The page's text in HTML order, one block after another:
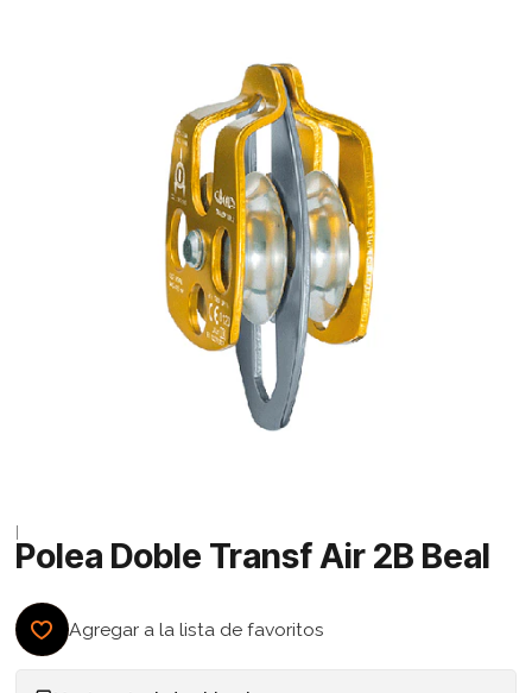
|
Polea Doble Transf Air 2B Beal
Agregar a la lista de favoritos